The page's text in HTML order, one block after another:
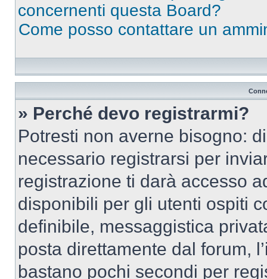
concernenti questa Board?
Come posso contattare un
» Perché devo registrarmi?
Potresti non averne bisogno:
necessario registrarsi per
registrazione ti darà accesso
disponibili per gli utenti ospiti
definibile, messaggistica
posta direttamente dal forum,
bastano pochi secondi per